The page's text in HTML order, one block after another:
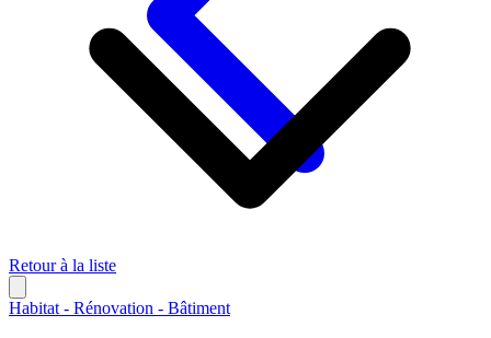
Retour à la liste
Habitat - Rénovation - Bâtiment